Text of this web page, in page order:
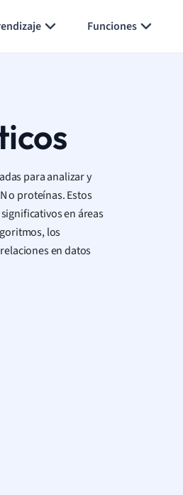
Funciones
para analizar y
o proteínas. Estos
en áreas
los
en datos